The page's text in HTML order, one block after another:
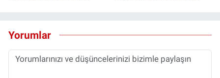
Yorumlar